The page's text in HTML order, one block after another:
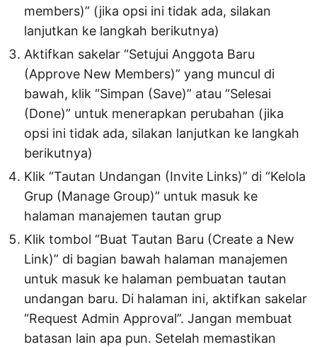
members)” (jika opsi ini tidak ada, silakan
lanjutkan ke langkah berikutnya)
Aktifkan sakelar “Setujui Anggota Baru
(Approve New Members)” yang muncul di
bawah, klik “Simpan (Save)” atau “Selesai
(Done)” untuk menerapkan perubahan (jika
opsi ini tidak ada, silakan lanjutkan ke langkah
berikutnya)
Klik “Tautan Undangan (Invite Links)” di “Kelola
Grup (Manage Group)” untuk masuk ke
halaman manajemen tautan grup
Klik tombol “Buat Tautan Baru (Create a New
Link)” di bagian bawah halaman manajemen
untuk masuk ke halaman pembuatan tautan
undangan baru. Di halaman ini, aktifkan sakelar
“Request Admin Approval”. Jangan membuat
batasan lain apa pun. Setelah memastikan